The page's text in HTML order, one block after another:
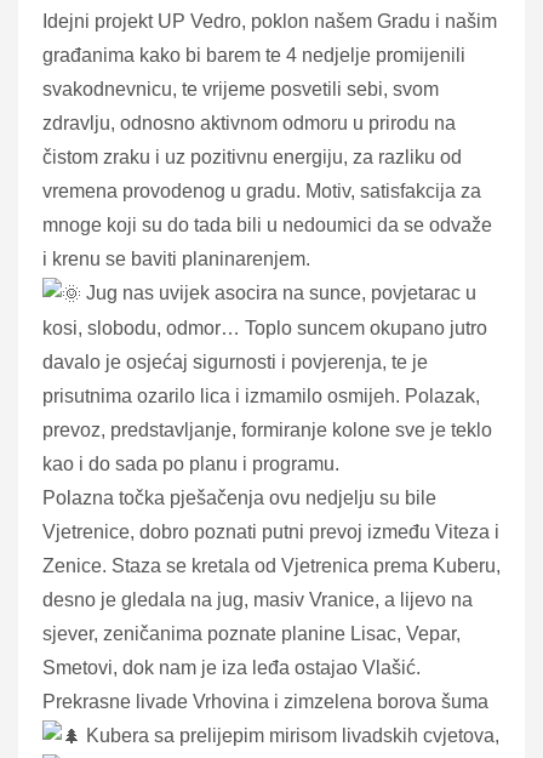
Idejni projekt UP Vedro, poklon našem Gradu i našim
građanima kako bi barem te 4 nedjelje promijenili
svakodnevnicu, te vrijeme posvetili sebi, svom
zdravlju, odnosno aktivnom odmoru u prirodu na
čistom zraku i uz pozitivnu energiju, za razliku od
vremena provodenog u gradu. Motiv, satisfakcija za
mnoge koji su do tada bili u nedoumici da se odvaže
i krenu se baviti planinarenjem.
Jug nas uvijek asocira na sunce, povjetarac u
kosi, slobodu, odmor… Toplo suncem okupano jutro
davalo je osjećaj sigurnosti i povjerenja, te je
prisutnima ozarilo lica i izmamilo osmijeh. Polazak,
prevoz, predstavljanje, formiranje kolone sve je teklo
kao i do sada po planu i programu.
Polazna točka pješačenja ovu nedjelju su bile
Vjetrenice, dobro poznati putni prevoj između Viteza i
Zenice. Staza se kretala od Vjetrenica prema Kuberu,
desno je gledala na jug, masiv Vranice, a lijevo na
sjever, zeničanima poznate planine Lisac, Vepar,
Smetovi, dok nam je iza leđa ostajao Vlašić.
Prekrasne livade Vrhovina i zimzelena borova šuma
Kubera sa prelijepim mirisom livadskih cvjetova,